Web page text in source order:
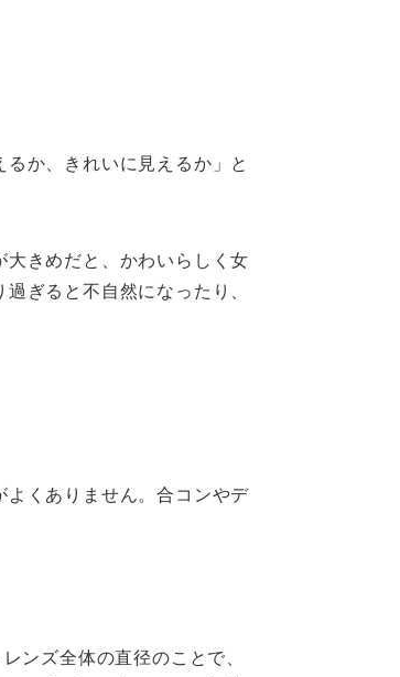
か、きれいに見えるか」と
きめだと、かわいらしく女
ぎると不自然になったり、
くありません。合コンやデ
ンズ全体の直径のことで、